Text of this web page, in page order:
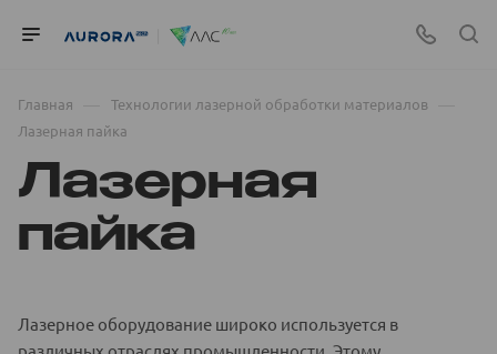
Главная Технологии лазерной обработки материалов
Лазерная пайка
Лазерная
пайка
Лазерное оборудование широко используется в